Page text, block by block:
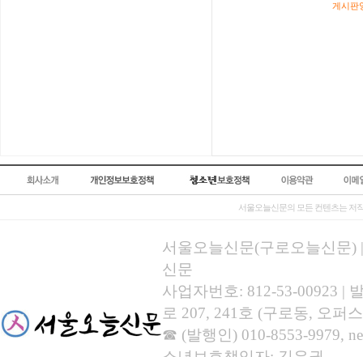
게시판
서울오늘신문의 모든 컨텐츠는 저
서울오늘신문(구로오늘신문)
신문
사업자번호: 812-53-00923 |
로 207, 241호 (구로동, 오퍼
☎ (발행인) 010-8553-9979,